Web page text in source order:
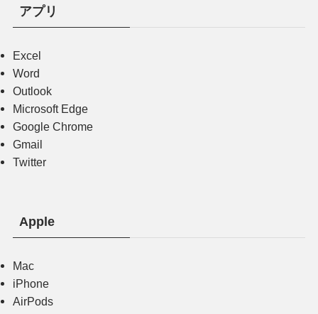
アプリ
Excel
Word
Outlook
Microsoft Edge
Google Chrome
Gmail
Twitter
Apple
Mac
iPhone
AirPods